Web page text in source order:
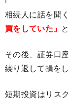
相続人に話を聞く
買をしていた」
その後、証券口
繰り返して損を
短期投資はリス